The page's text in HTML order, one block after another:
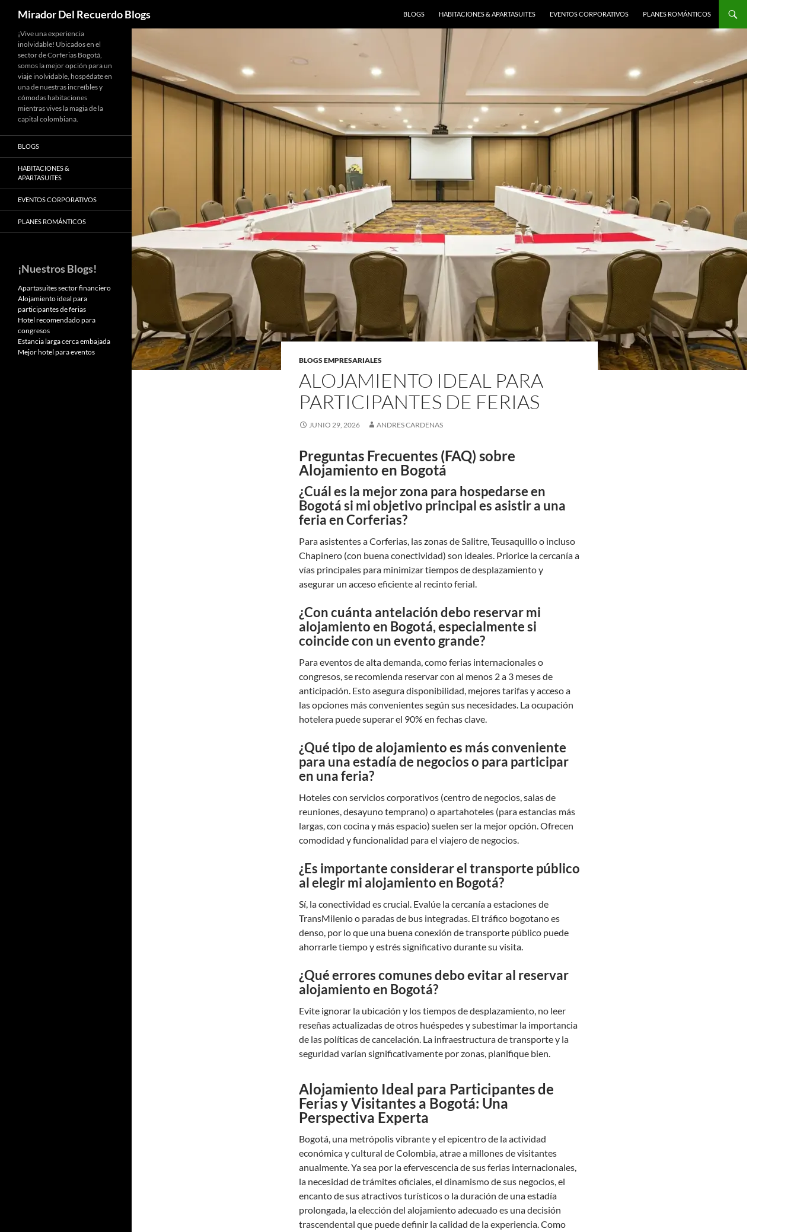
Saltar
contenido
Mirador Del Recuerdo Blogs BLOGS HABITACIONES & APARTASUITES EVENTOS CORPORATIVOS PLANES ROMÁNTICOS
BLOGS EMPRESARIALES
ALOJAMIENTO IDEAL PARA
PARTICIPANTES DE FERIAS
JUNIO 29, 2026 ANDRES CARDENAS
Preguntas Frecuentes (FAQ) sobre
Alojamiento en Bogotá
¿Cuál es la mejor zona para hospedarse en
Bogotá si mi objetivo principal es asistir a una
feria en Corferias?
Para asistentes a Corferias, las zonas de Salitre, Teusaquillo o incluso
Chapinero (con buena conectividad) son ideales. Priorice la cercanía a
vías principales para minimizar tiempos de desplazamiento y
asegurar un acceso eficiente al recinto ferial.
¿Con cuánta antelación debo reservar mi
alojamiento en Bogotá, especialmente si
coincide con un evento grande?
Para eventos de alta demanda, como ferias internacionales o
congresos, se recomienda reservar con al menos 2 a 3 meses de
anticipación. Esto asegura disponibilidad, mejores tarifas y acceso a
las opciones más convenientes según sus necesidades. La ocupación
hotelera puede superar el 90% en fechas clave.
¿Qué tipo de alojamiento es más conveniente
para una estadía de negocios o para participar
en una feria?
Hoteles con servicios corporativos (centro de negocios, salas de
reuniones, desayuno temprano) o apartahoteles (para estancias más
largas, con cocina y más espacio) suelen ser la mejor opción. Ofrecen
comodidad y funcionalidad para el viajero de negocios.
¿Es importante considerar el transporte público
al elegir mi alojamiento en Bogotá?
Sí, la conectividad es crucial. Evalúe la cercanía a estaciones de
TransMilenio o paradas de bus integradas. El tráfico bogotano es
denso, por lo que una buena conexión de transporte público puede
ahorrarle tiempo y estrés significativo durante su visita.
¿Qué errores comunes debo evitar al reservar
alojamiento en Bogotá?
Evite ignorar la ubicación y los tiempos de desplazamiento, no leer
reseñas actualizadas de otros huéspedes y subestimar la importancia
de las políticas de cancelación. La infraestructura de transporte y la
seguridad varían significativamente por zonas, planifique bien.
Alojamiento Ideal para Participantes de
Ferias y Visitantes a Bogotá: Una
Perspectiva Experta
Bogotá, una metrópolis vibrante y el epicentro de la actividad
económica y cultural de Colombia, atrae a millones de visitantes
anualmente. Ya sea por la efervescencia de sus ferias internacionales,
la necesidad de trámites oficiales, el dinamismo de sus negocios, el
encanto de sus atractivos turísticos o la duración de una estadía
prolongada, la elección del alojamiento adecuado es una decisión
trascendental que puede definir la calidad de la experiencia. Como
¡Vive una experiencia
inolvidable! Ubicados en el
sector de Corferias Bogotá,
somos la mejor opción para un
viaje inolvidable, hospédate en
una de nuestras increíbles y
cómodas habitaciones
mientras vives la magia de la
capital colombiana.
BLOGS
HABITACIONES &
APARTASUITES
EVENTOS CORPORATIVOS
PLANES ROMÁNTICOS
¡Nuestros Blogs!
Apartasuites sector financiero
Alojamiento ideal para
participantes de ferias
Hotel recomendado para
congresos
Estancia larga cerca embajada
Mejor hotel para eventos